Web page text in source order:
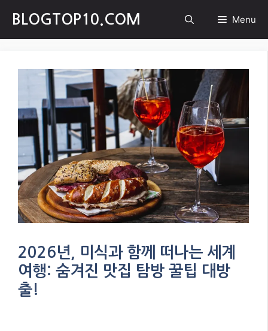
content
BLOGTOP10.COM Menu
2026년, 미식과 함께 떠나는 세계
여행: 숨겨진 맛집 탐방 꿀팁 대방
출!